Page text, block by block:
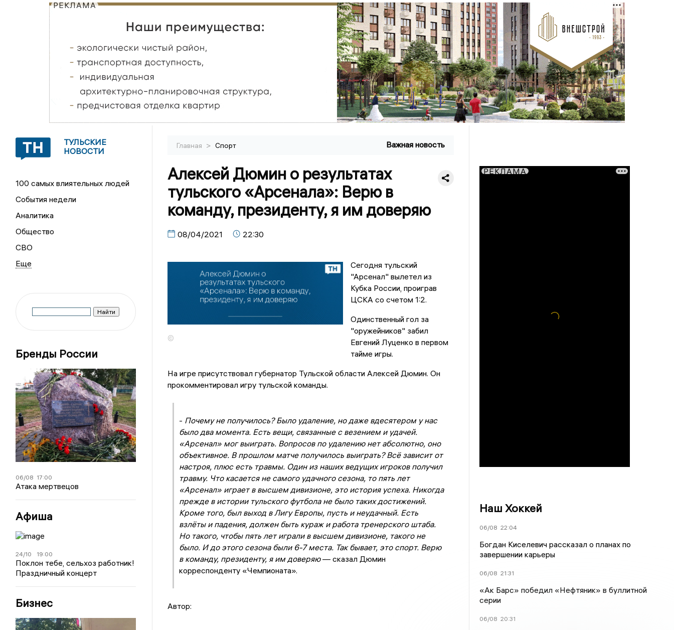
РЕКЛАМА
ТУЛЬСКИЕ
НОВОСТИ
100 самых влиятельных людей
События недели
Аналитика
Общество
СВО
Бренды России
06/08 17:00
Атака мертвецов
Афиша
24/10 19:00
Поклон тебе, сельхоз работник!
Праздничный концерт
Бизнес
Главная > Спорт Важная новость
Алексей Дюмин о результатах
тульского «Арсенала»: Верю в
команду, президенту, я им доверяю
08/04/2021 22:30
©
Сегодня тульский
"Арсенал" вылетел из
Кубка России, проиграв
ЦСКА со счетом 1:2.
Одинственный гол за
"оружейников" забил
Евгений Луценко в первом
тайме игры.
На игре присутствовал губернатор Тульской области Алексей Дюмин. Он
прокомментировал игру тульской команды.
- Почему не получилось? Было удаление, но даже вдесятером у нас
было два момента. Есть вещи, связанные с везением и удачей.
«Арсенал» мог выиграть. Вопросов по удалению нет абсолютно, оно
объективное. В прошлом матче получилось выиграть? Всё зависит от
настроя, плюс есть травмы. Один из наших ведущих игроков получил
травму. Что касается не самого удачного сезона, то пять лет
«Арсенал» играет в высшем дивизионе, это история успеха. Никогда
прежде в истории тульского футбола не было таких достижений.
Кроме того, был выход в Лигу Европы, пусть и неудачный. Есть
взлёты и падения, должен быть кураж и работа тренерского штаба.
Но такого, чтобы пять лет играли в высшем дивизионе, такого не
было. И до этого сезона были 6-7 места. Так бывает, это спорт. Верю
в команду, президенту, я им доверяю— сказал Дюмин
корреспонденту «Чемпионата».
Автор:
РЕКЛАМА
Наш Хоккей
06/08 22:04
Богдан Киселевич рассказал о планах по
завершении карьеры
06/08 21:31
«Ак Барс» победил «Нефтяник» в буллитной
серии
06/08 20:31